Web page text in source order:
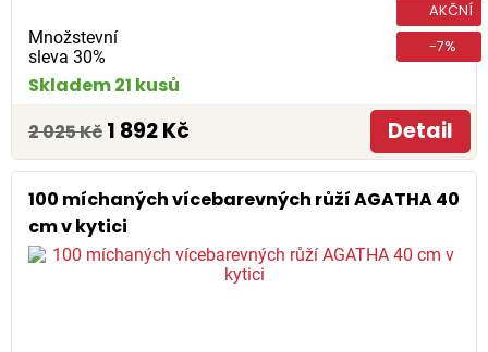
Množstevní
sleva 30%
AKČNÍ
-7%
Skladem 21 kusů
2 025 Kč 1 892 Kč Detail
100 míchaných vícebarevných růží AGATHA 40
cm v kytici